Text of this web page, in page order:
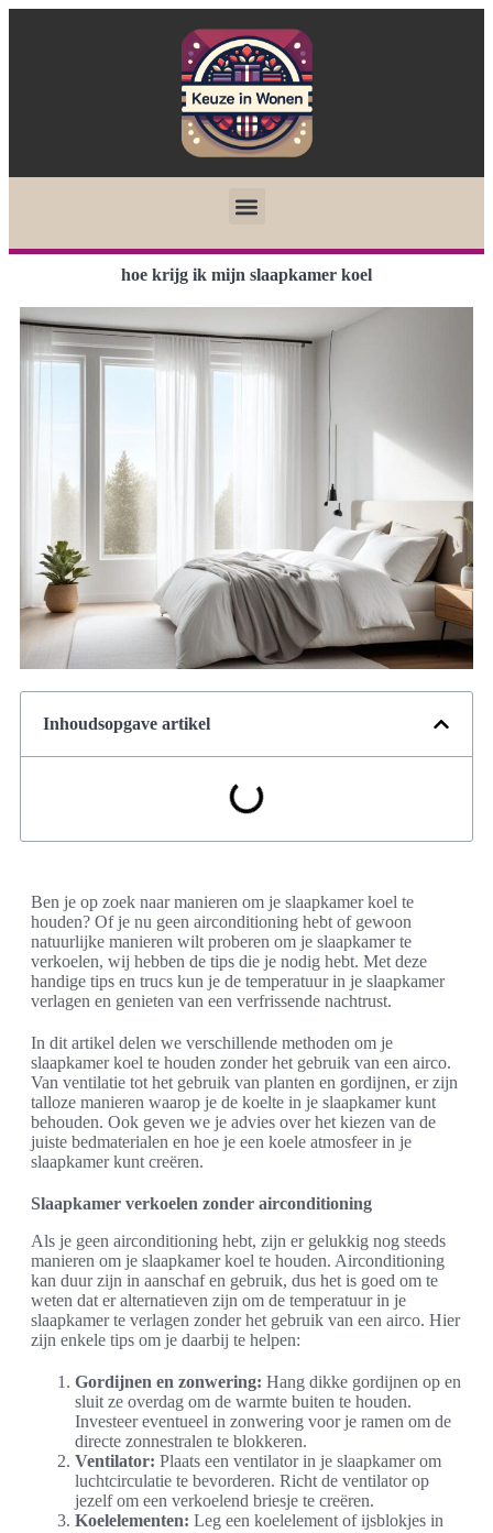
hoe krijg ik mijn slaapkamer koel
Inhoudsopgave artikel
Ben je op zoek naar manieren om je slaapkamer koel te
houden? Of je nu geen airconditioning hebt of gewoon
natuurlijke manieren wilt proberen om je slaapkamer te
verkoelen, wij hebben de tips die je nodig hebt. Met deze
handige tips en trucs kun je de temperatuur in je slaapkamer
verlagen en genieten van een verfrissende nachtrust.
In dit artikel delen we verschillende methoden om je
slaapkamer koel te houden zonder het gebruik van een airco.
Van ventilatie tot het gebruik van planten en gordijnen, er zijn
talloze manieren waarop je de koelte in je slaapkamer kunt
behouden. Ook geven we je advies over het kiezen van de
juiste bedmaterialen en hoe je een koele atmosfeer in je
slaapkamer kunt creëren.
Slaapkamer verkoelen zonder airconditioning
Als je geen airconditioning hebt, zijn er gelukkig nog steeds
manieren om je slaapkamer koel te houden. Airconditioning
kan duur zijn in aanschaf en gebruik, dus het is goed om te
weten dat er alternatieven zijn om de temperatuur in je
slaapkamer te verlagen zonder het gebruik van een airco. Hier
zijn enkele tips om je daarbij te helpen:
Gordijnen en zonwering: Hang dikke gordijnen op en
sluit ze overdag om de warmte buiten te houden.
Investeer eventueel in zonwering voor je ramen om de
directe zonnestralen te blokkeren.
Ventilator: Plaats een ventilator in je slaapkamer om
luchtcirculatie te bevorderen. Richt de ventilator op
jezelf om een verkoelend briesje te creëren.
Koelelementen: Leg een koelelement of ijsblokjes in